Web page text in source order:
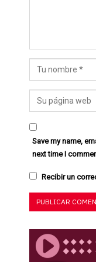
Save my name,
next time I
Recibir un